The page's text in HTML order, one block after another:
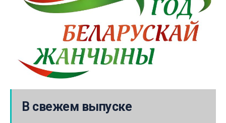
В свежем выпуске